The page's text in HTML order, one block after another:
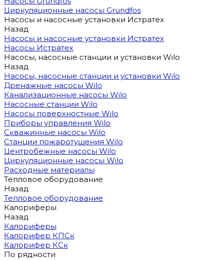
Циркуляционные насосы Grundfos
Насосы и насосные установки Истратех
Назад
Насосы и насосные установки Истратех
Насосы Истратех
Насосы, насосные станции и установки Wilo
Назад
Насосы, насосные станции и установки Wilo
Дренажные насосы Wilo
Канализационные насосы Wilo
Насосные станции Wilo
Насосы поверхностные Wilo
Приборы управления Wilo
Скважинные насосы Wilo
Станции пожаротушения Wilo
Центробежные насосы Wilo
Циркуляционные насосы Wilo
Расходные материалы
Тепловое оборудование
Назад
Тепловое оборудование
Калориферы
Назад
Калориферы
Калорифер КПСк
Калорифер КСк
По рядности